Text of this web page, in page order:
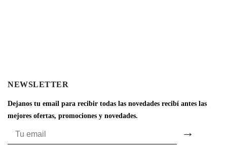
NEWSLETTER
Dejanos tu email para recibir todas las novedades recibí antes las
mejores ofertas, promociones y novedades.